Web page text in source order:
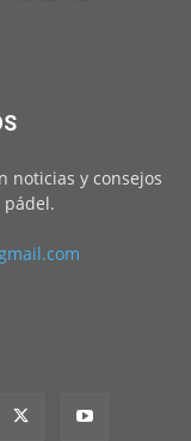
noticias y consejos